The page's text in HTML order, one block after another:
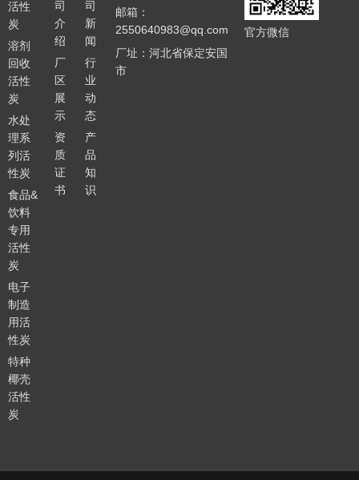
活性
炭
溶剂
回收
活性
炭
水处
理系
列活
性炭
食品&
饮料
专用
活性
炭
电子
制造
用活
性炭
特种
椰壳
活性
炭
司
介
绍
厂
区
展
示
资
质
证
书
司
新
闻
行
业
动
态
产
品
知
识
邮箱：
2550640983@qq.com
厂址：河北省保定安国
市
官方微信